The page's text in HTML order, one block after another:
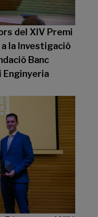
del XIV Premi
a la Investigació
Banc
Enginyeria